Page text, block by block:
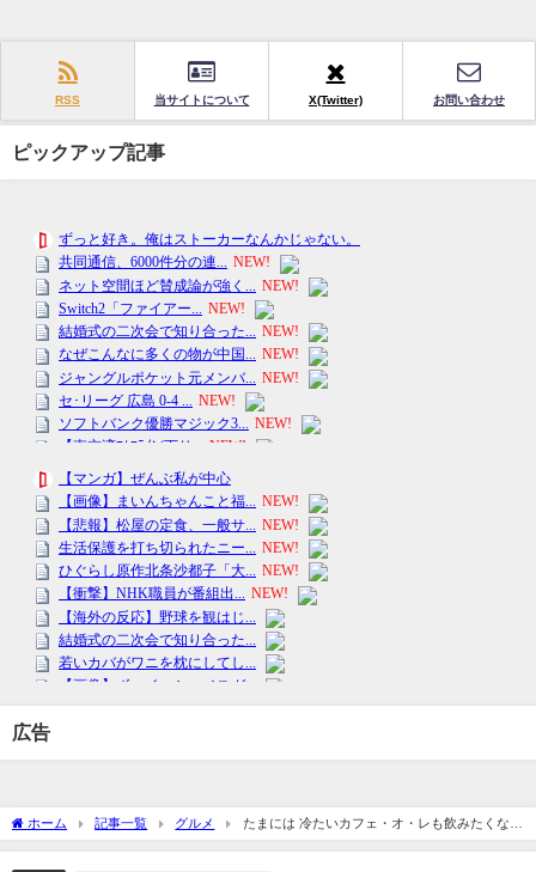
RSS 当サイトについて X(Twitter) お問い合わせ
ピックアップ記事
広告
ホーム 記事一覧 グルメ
たまには 冷たいカフェ・オ・レも飲みたくな
る ？